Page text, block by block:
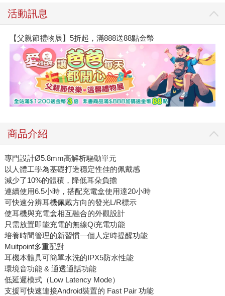
活動訊息
【父親節禮物展】5折起，滿888送88點金幣
商品介紹
專門設計Ø5.8mm高解析驅動單元
以人體工學為基礎打造穩定性佳的佩戴感
減少了10%的體積，降低耳朵負擔
連續使用6.5小時，搭配充電盒使用達20小時
可快速分辨耳機佩戴方向的發光L/R標示
使耳機與充電盒相互融合的外觀設計
只需放置即能充電的無線Qi充電功能
培養時間管理的新習慣—個人定時提醒功能
Muitpoint多重配對
耳機本體具可簡單水洗的IPX5防水性能
環境音功能 & 通透通話功能
低延遲模式（Low Latency Mode）
支援可快速連接Android裝置的 Fast Pair 功能